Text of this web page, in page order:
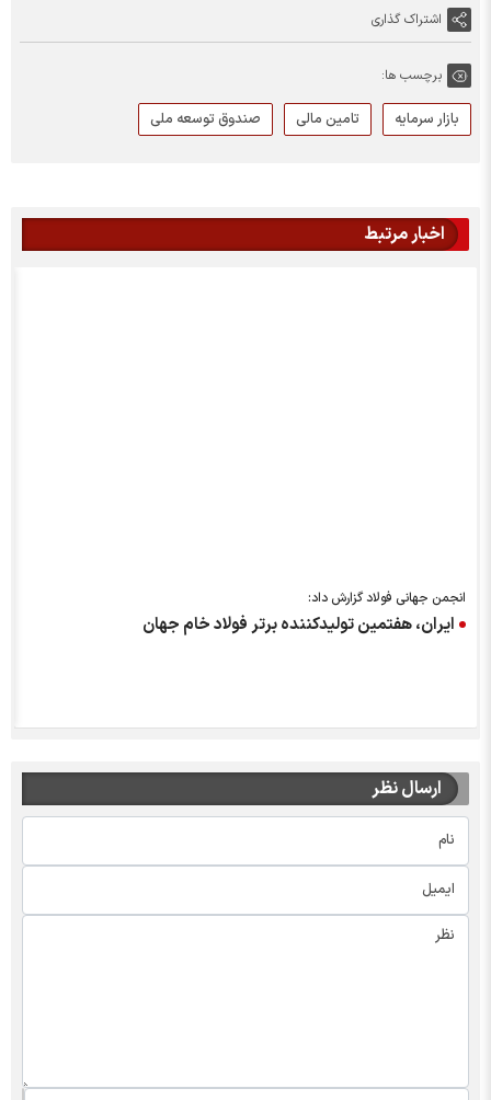
اشتراک گذاری
برچسب ها:
بازار سرمایه تامین مالی صندوق توسعه ملی
اخبار مرتبط
انجمن جهانی فولاد گزارش داد:
ایران، هفتمین تولیدکننده برتر فولاد خام جهان
ارسال نظر